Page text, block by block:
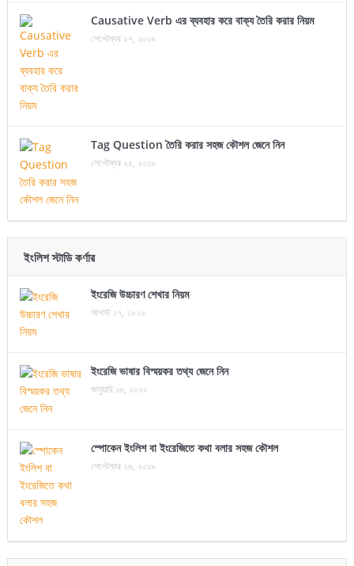
Causative Verb এর ব্যবহার করে বাক্য তৈরি করার নিয়ম
সেপ্টেম্বর ২৭, ২০১৯
Tag Question তৈরি করার সহজ কৌশল জেনে নিন
সেপ্টেম্বর ২৫, ২০১৯
ইংলিশ স্টাডি কর্ণার
ইংরেজি উচ্চারণ শেখার নিয়ম
আগস্ট ১৭, ২০২০
ইংরেজি ভাষার বিস্ময়কর তথ্য জেনে নিন
জানুয়ারি ১৬, ২০২০
স্পোকেন ইংলিশ বা ইংরেজিতে কথা বলার সহজ কৌশল
সেপ্টেম্বর ২৬, ২০১৯